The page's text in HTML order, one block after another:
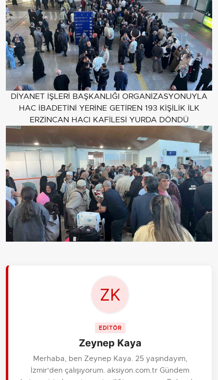
DİYANET İŞLERİ BAŞKANLIĞI ORGANİZASYONUYLA
HAC İBADETİNİ YERİNE GETİREN 193 KİŞİLİK İLK
ERZİNCAN HACI KAFİLESİ YURDA DÖNDÜ
EDİTÖR
Zeynep Kaya
Merhaba, ben Zeynep Kaya. 25 yaşındayım,
İzmir'den çalışıyorum. aksiyon.com.tr Gündem